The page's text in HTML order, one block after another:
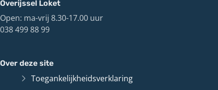
Overijssel Loket
Open: ma-vrij 8.30-17.00 uur
038 499 88 99
Over deze site
Toegankelijkheidsverklaring